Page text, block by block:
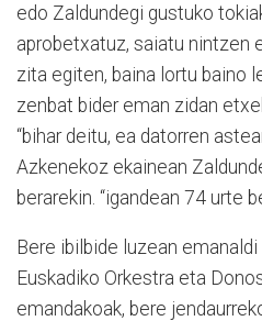
edo Zaldundegi gustuko
aprobetxatuz, saiatu nintzen
zita egiten, baina lortu baino
zenbat bider eman zidan
“bihar deitu, ea datorren
Azkenekoz ekainean
berarekin. “igandean 74 urte
Bere ibilbide luzean
Euskadiko Orkestra eta
emandakoak, bere